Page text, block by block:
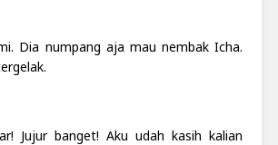
Dia numpang aja mau nembak Icha.
Jujur banget! Aku udah kasih kalian